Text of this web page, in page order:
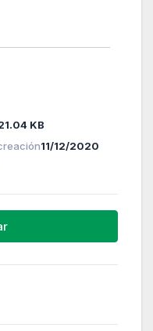
KB
11/12/2020